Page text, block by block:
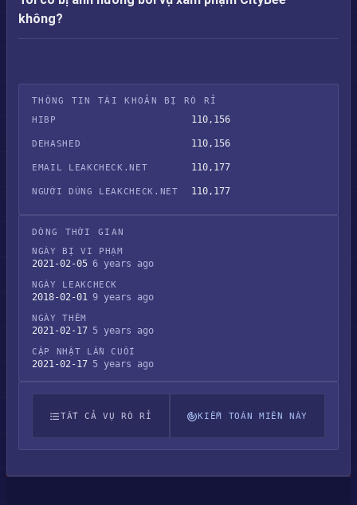
không?
THÔNG TIN TÀI KHOẢN BỊ RÒ RỈ
HIBP
110,156
DEHASHED 110,156
EMAIL LEAKCHECK.NET 110,177
NGƯỜI DÙNG LEAKCHECK.NET 110,177
DÒNG THỜI GIAN
NGÀY BỊ VI PHẠM
2021-02-05 6 years ago
NGÀY LEAKCHECK
2018-02-01 9 years ago
NGÀY THÊM
2021-02-17 5 years ago
CẬP NHẬT LẦN CUỐI
2021-02-17 5 years ago
TẤT CẢ VỤ RÒ RỈ KIỂM TOÁN MIỀN NÀY